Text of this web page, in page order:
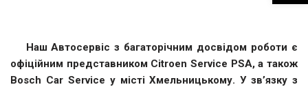
Наш Автосервіс з багаторічним досвідом роботи є
офіційним представником Citroen Service PSA, а також
Bosch Car Service у місті Хмельницькому. У зв’язку з